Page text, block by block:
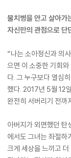
불치병을 안고 살아가
자신만의 관점으로 단
“나는 소아정신과 의
으면 이 소중한 기회
다. 그 누구보다 열심
했다. 2017년 5월 12
완전히 서버리기 전까
아버지가 외면했던 탄
에서도 그녀는 좌절하
크게 세상을 느끼고